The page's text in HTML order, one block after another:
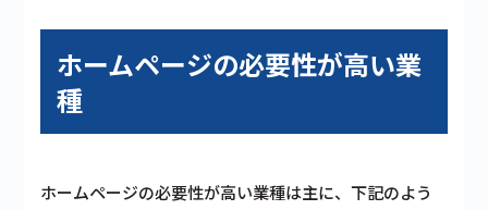
ホームページの必要性が高い業
種
ホームページの必要性が高い業種は主に、下記のよう